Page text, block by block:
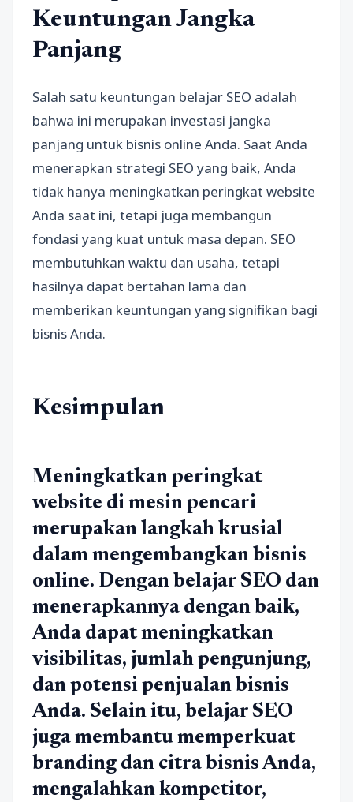
Keuntungan Jangka
Panjang
Salah satu keuntungan belajar SEO adalah
bahwa ini merupakan investasi jangka
panjang untuk bisnis online Anda. Saat Anda
menerapkan strategi SEO yang baik, Anda
tidak hanya meningkatkan peringkat website
Anda saat ini, tetapi juga membangun
fondasi yang kuat untuk masa depan. SEO
membutuhkan waktu dan usaha, tetapi
hasilnya dapat bertahan lama dan
memberikan keuntungan yang signifikan bagi
bisnis Anda.
Kesimpulan
Meningkatkan peringkat
website di mesin pencari
merupakan langkah krusial
dalam mengembangkan bisnis
online. Dengan belajar SEO dan
menerapkannya dengan baik,
Anda dapat meningkatkan
visibilitas, jumlah pengunjung,
dan potensi penjualan bisnis
Anda. Selain itu, belajar SEO
juga membantu memperkuat
branding dan citra bisnis Anda,
mengalahkan kompetitor,